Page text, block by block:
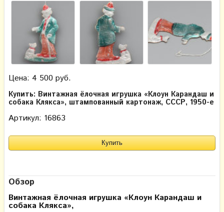
Цена: 4 500 руб.
Купить: Винтажная ёлочная игрушка «Клоун Карандаш и
собака Клякса», штампованный картонаж, СССР, 1950-е
Артикул: 16863
Обзор
Винтажная ёлочная игрушка «Клоун Карандаш и
собака Клякса»,